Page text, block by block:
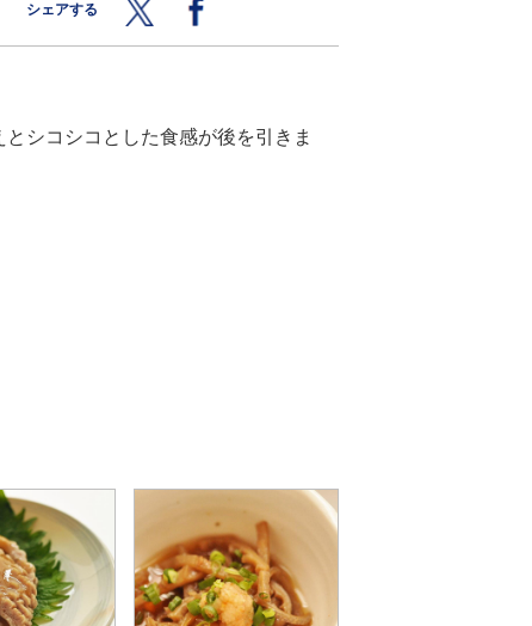
シェアする
シコシコとした食感が後を引きま